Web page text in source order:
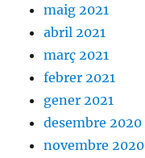
maig 2021
abril 2021
març 2021
febrer 2021
gener 2021
desembre 2020
novembre 2020